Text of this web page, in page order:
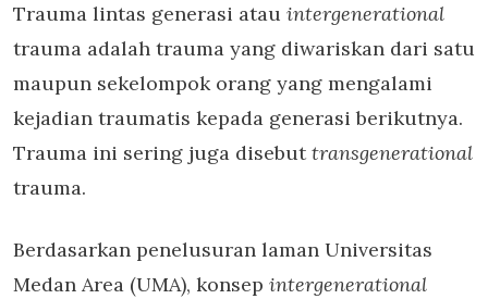
Trauma lintas generasi atau intergenerational
trauma adalah trauma yang diwariskan dari satu
maupun sekelompok orang yang mengalami
kejadian traumatis kepada generasi berikutnya.
Trauma ini sering juga disebuttransgenerational
trauma.
Berdasarkan penelusuran laman Universitas
Medan Area (UMA), konsep intergenerational